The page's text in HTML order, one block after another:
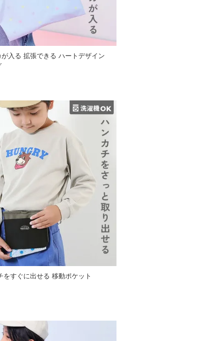
ださい。
入る 拡張できる ハートデザイン
をすぐに出せる 移動ポケット